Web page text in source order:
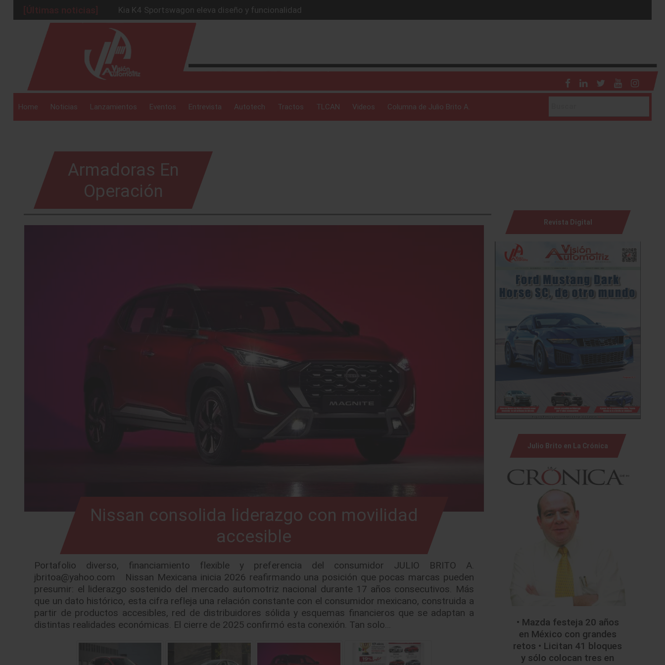
[Últimas noticias]
Kia K4 Sportswagon eleva diseño y funcionalidad
Ford Bronco RTR eleva el todoterreno a nivel extremo
Miguel Barbeyto asume la presidencia regional de Mazda
Nissan consolida liderazgo con movilidad accesible
Toyota Sienna 2025: la minivan que entiende a las familias
Home Noticias Lanzamientos Eventos Entrevista Autotech Tractos TLCAN Videos Columna de Julio Brito A.
Armadoras En
Operación
Nissan consolida liderazgo con movilidad
accesible
Portafolio diverso, financiamiento flexible y preferencia del consumidor JULIO BRITO A.
jbritoa@yahoo.com Nissan Mexicana inicia 2026 reafirmando una posición que pocas marcas pueden
presumir: el liderazgo sostenido del mercado automotriz nacional durante 17 años consecutivos. Más
que un dato histórico, esta cifra refleja una relación constante con el consumidor mexicano, construida a
partir de productos accesibles, red de distribuidores sólida y esquemas financieros que se adaptan a
distintas realidades económicas. El cierre de 2025 confirmó esta conexión. Tan solo…
Revista Digital
Julio Brito en La Crónica
• Mazda festeja 20 años
en México con grandes
retos • Licitan 41 bloques
y sólo colocan tres en